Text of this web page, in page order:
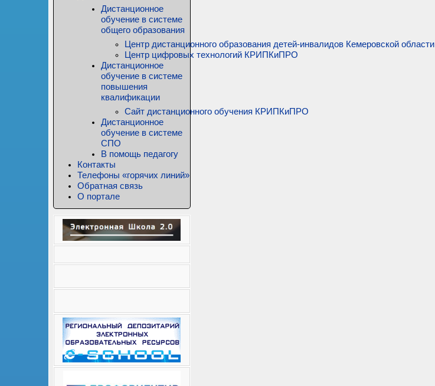
Дистанционное
обучение в системе
общего образования
Центр дистанционного образования детей-инвалидов Кемеровской области
Центр цифровых технологий КРИПКиПРО
Дистанционное
обучение в системе
повышения
квалификации
Сайт дистанционного обучения КРИПКиПРО
Дистанционное
обучение в системе
СПО
В помощь педагогу
Контакты
Телефоны «горячих линий»
Обратная связь
О портале